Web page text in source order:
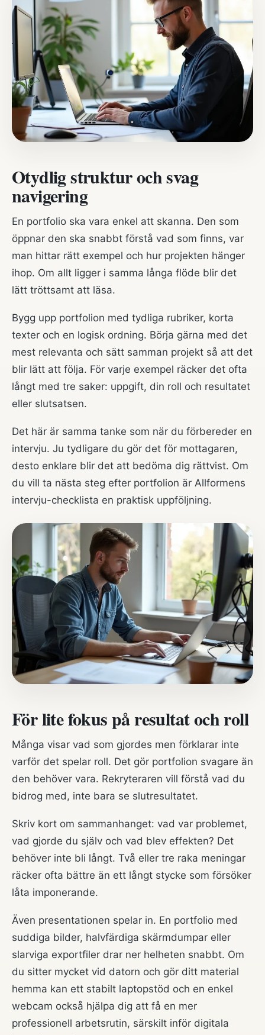
Otydlig struktur och svag
navigering
En portfolio ska vara enkel att skanna. Den som
öppnar den ska snabbt förstå vad som finns, var
man hittar rätt exempel och hur projekten hänger
ihop. Om allt ligger i samma långa flöde blir det
lätt tröttsamt att läsa.
Bygg upp portfolion med tydliga rubriker, korta
texter och en logisk ordning. Börja gärna med det
mest relevanta och sätt samman projekt så att det
blir lätt att följa. För varje exempel räcker det ofta
långt med tre saker: uppgift, din roll och resultatet
eller slutsatsen.
Det här är samma tanke som när du förbereder en
intervju. Ju tydligare du gör det för mottagaren,
desto enklare blir det att bedöma dig rättvist. Om
du vill ta nästa steg efter portfolion är Allformens
intervju-checklista en praktisk uppföljning.
För lite fokus på resultat och roll
Många visar vad som gjordes men förklarar inte
varför det spelar roll. Det gör portfolion svagare än
den behöver vara. Rekryteraren vill förstå vad du
bidrog med, inte bara se slutresultatet.
Skriv kort om sammanhanget: vad var problemet,
vad gjorde du själv och vad blev effekten? Det
behöver inte bli långt. Två eller tre raka meningar
räcker ofta bättre än ett långt stycke som försöker
låta imponerande.
Även presentationen spelar in. En portfolio med
suddiga bilder, halvfärdiga skärmdumpar eller
slarviga exportfiler drar ner helheten snabbt. Om
du sitter mycket vid datorn och gör ditt material
hemma kan ett stabilt laptopstöd och en enkel
webcam också hjälpa dig att få en mer
professionell arbetsrutin, särskilt inför digitala